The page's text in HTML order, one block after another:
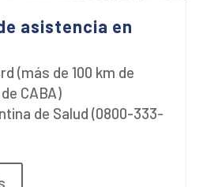
asistencia en
(más de 100 km de
CABA)
de Salud (0800-333-